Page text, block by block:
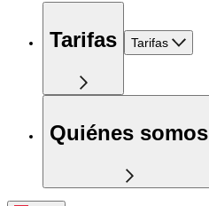
Tarifas Tarifas
Quiénes somos